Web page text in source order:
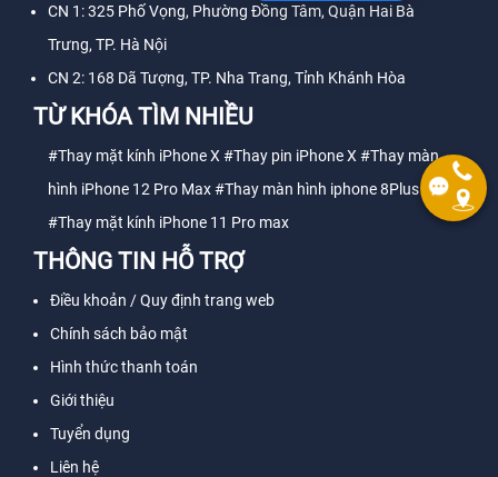
CN 1: 325 Phố Vọng, Phường Đồng Tâm, Quận Hai Bà
Trưng, TP. Hà Nội
CN 2: 168 Dã Tượng, TP. Nha Trang, Tỉnh Khánh Hòa
TỪ KHÓA TÌM NHIỀU
#Thay mặt kính iPhone X #Thay pin iPhone X #Thay màn
hình iPhone 12 Pro Max#Thay màn hình iphone 8Plus
#Thay mặt kính iPhone 11 Pro max
THÔNG TIN HỖ TRỢ
Điều khoản / Quy định trang web
Chính sách bảo mật
Hình thức thanh toán
Giới thiệu
Tuyển dụng
Liên hệ